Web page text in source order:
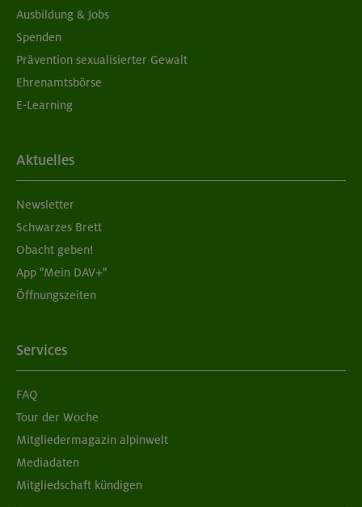
Ausbildung & Jobs
Spenden
Prävention sexualisierter Gewalt
Ehrenamtsbörse
E-Learning
Aktuelles
Newsletter
Schwarzes Brett
Obacht geben!
App "Mein DAV+"
Öffnungszeiten
Services
FAQ
Tour der Woche
Mitgliedermagazin alpinwelt
Mediadaten
Mitgliedschaft kündigen